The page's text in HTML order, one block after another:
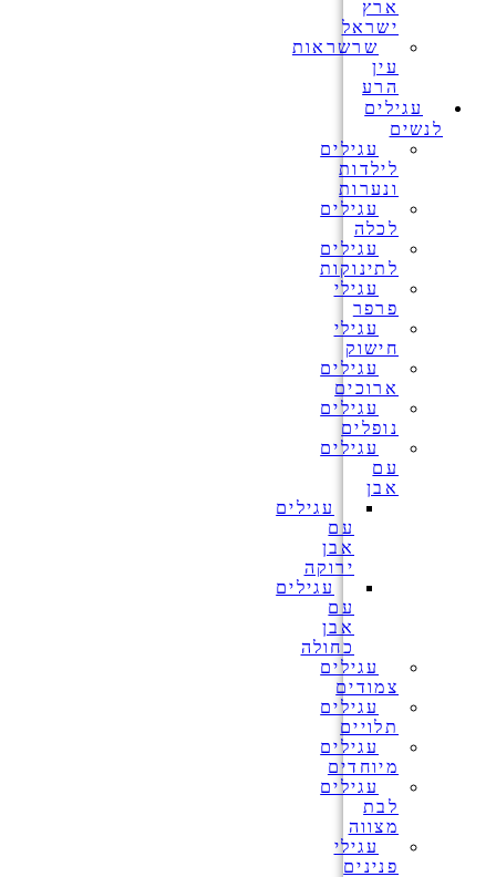
ארץ
ישראל
שרשראות
עין
הרע
עגילים
לנשים
עגילים
לילדות
ונערות
עגילים
לכלה
עגילים
לתינוקות
עגילי
פרפר
עגילי
חישוק
עגילים
ארוכים
עגילים
נופלים
עגילים
עם
אבן
עגילים
עם
אבן
ירוקה
עגילים
עם
אבן
כחולה
עגילים
צמודים
עגילים
תלויים
עגילים
מיוחדים
עגילים
לבת
מצווה
עגילי
פנינים